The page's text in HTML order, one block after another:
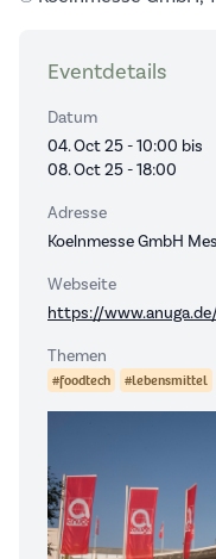
Eventdetails
Datum
04. Oct 25 - 10:00 bis
08. Oct 25 - 18:00
Adresse
Koelnmesse GmbH
Webseite
https://
Themen
#foodtech #lebensmittel